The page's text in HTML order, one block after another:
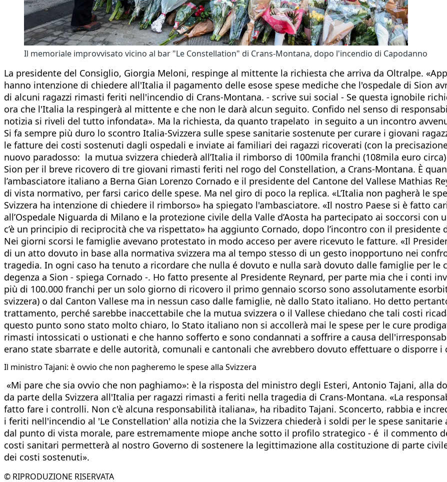
Il memoriale improvvisato vicino al bar "Le Constellation" di Crans-Montana, dopo l'incendio di Capodanno
La presidente del Consiglio, Giorgia Meloni, respinge al mittente la richiesta che arriva da Oltralpe.
hanno intenzione di chiedere all'Italia il pagamento delle esose spese mediche che l'ospedale di Sion
di alcuni ragazzi rimasti feriti nell'incendio di Crans-Montana. - scrive sui social - Se questa ignobile
ora che l'Italia la respingerà al mittente e che non le darà alcun seguito. Confido nel senso di
notizia si riveli del tutto infondata». Ma la richiesta, da quanto trapelato in seguito a un incontro
Si fa sempre più duro lo scontro Italia-Svizzera sulle spese sanitarie sostenute per curare i giovani
le fatture dei costi sostenuti dagli ospedali e inviate ai familiari dei ragazzi ricoverati (con la
nuovo paradosso: la mutua svizzera chiederà all’Italia il rimborso di 100mila franchi (108mila euro
Sion per il breve ricovero di tre giovani rimasti feriti nel rogo del Constellation, a Crans-Montana. È
l’ambasciatore italiano a Berna Gian Lorenzo Cornado e il presidente del Cantone del Vallese Mathias
di vista normativo, per farsi carico delle spese. Ma nel giro di poco la replica. «L’Italia non pagherà le
Svizzera ha intenzione di chiedere il rimborso» ha spiegato l'ambasciatore. «Il nostro Paese si è fatto
all’Ospedale Niguarda di Milano e la protezione civile della Valle d’Aosta ha partecipato ai soccorsi
c’è un principio di reciprocità che va rispettato» ha aggiunto Cornado, dopo l’incontro con il presidente
Nei giorni scorsi le famiglie avevano protestato in modo acceso per avere ricevuto le fatture. «Il
di un atto dovuto in base alla normativa svizzera ma al tempo stesso di un gesto inopportuno nei
tragedia. In ogni caso ha tenuto a ricordare che nulla é dovuto e nulla sarà dovuto dalle famiglie per
degenza a Sion - spiega Cornado -. Ho fatto presente al Presidente Reynard, per parte mia che i conti
più di 100.000 franchi per un solo giorno di ricovero il primo gennaio scorso sono assolutamente
svizzera) o dal Canton Vallese ma in nessun caso dalle famiglie, nè dallo Stato italiano. Ho detto
trattamento, perché sarebbe inaccettabile che la mutua svizzera o il Vallese chiedano che tali costi
questo punto sono stato molto chiaro, lo Stato italiano non si accollerà mai le spese per le cure
rimasti intossicati o ustionati e che hanno sofferto e sono condannati a soffrire a causa
erano state sbarrate e delle autorità, comunali e cantonali che avrebbero dovuto effettuare o disporre
Il ministro Tajani: è ovvio che non pagheremo le spese alla Svizzera
«Mi pare che sia ovvio che non paghiamo»: è la risposta del ministro degli Esteri, Antonio Tajani, alla
da parte della Svizzera all'Italia per ragazzi rimasti a feriti nella tragedia di Crans-Montana. «La
fatto fare i controlli. Non c'è alcuna responsabilità italiana», ha ribadito Tajani. Sconcerto, rabbia e
i feriti nell'incendio al 'Le Constellation' alla notizia che la Svizzera chiederà i soldi per le spese
dal punto di vista morale, pare estremamente miope anche sotto il profilo strategico - é il commento
costi sanitari permetterà al nostro Governo di sostenere la legittimazione alla costituzione di parte
dei costi sostenuti».
© RIPRODUZIONE RISERVATA